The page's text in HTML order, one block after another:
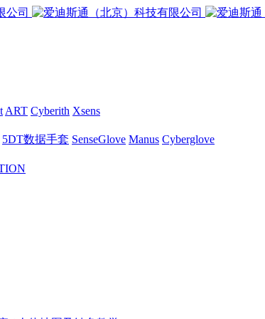
ART Cyberith Xsens
5DT数据手套 SenseGlove Manus Cyberglove